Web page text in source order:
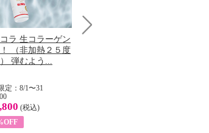
ラ 生コラーゲン
（非加熱２５度
弾むよう...
定：8/1〜31
(税込)